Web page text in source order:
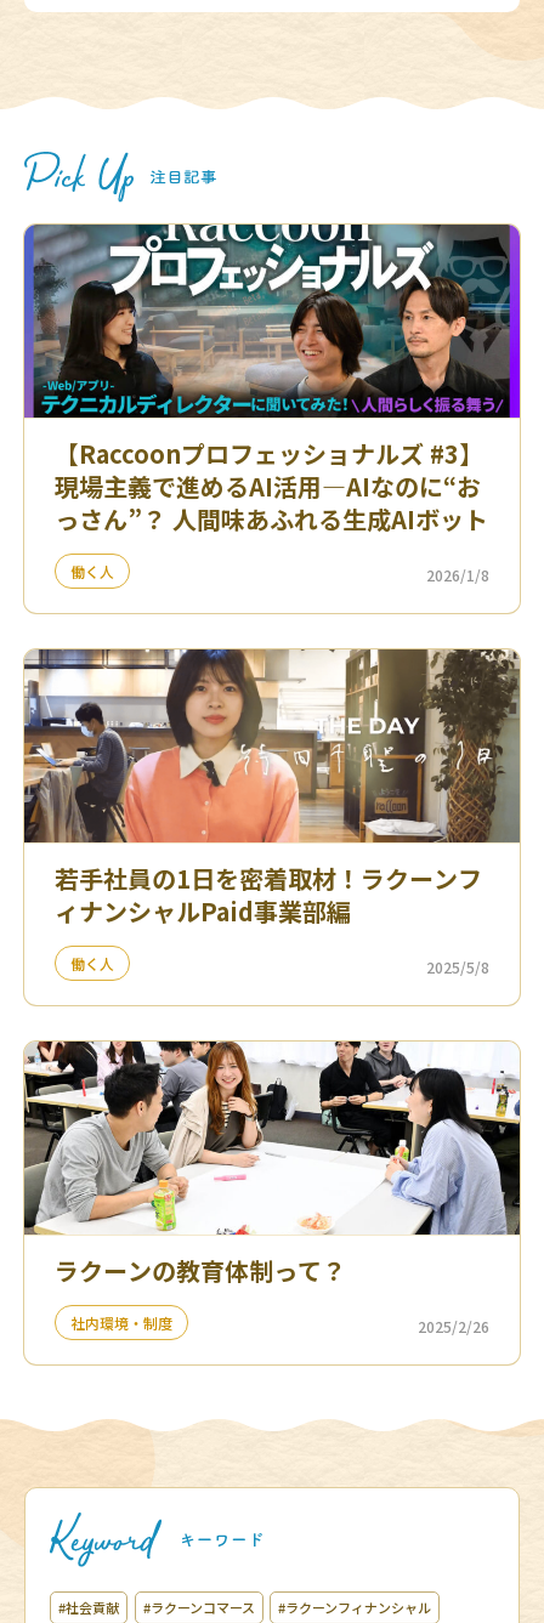
【Raccoonプロフェッショナルズ #3】
現場主義で進めるAI活用—AIなのに“お
っさん”？ 人間味あふれる生成AIボット
働く人 2026/1/8
若手社員の1日を密着取材！ラクーンフ
ィナンシャルPaid事業部編
働く人 2025/5/8
ラクーンの教育体制って？
社内環境・制度 2025/2/26
#社会貢献 #ラクーンコマース #ラクーンフィナンシャル